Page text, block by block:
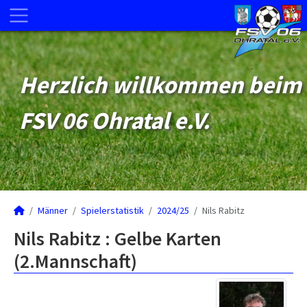
Herzlich willkommen beim
FSV 06 Ohratal e.V.
Männer Spielerstatistik 2024/25 Nils Rabitz
Nils Rabitz : Gelbe Karten
(2.Mannschaft)